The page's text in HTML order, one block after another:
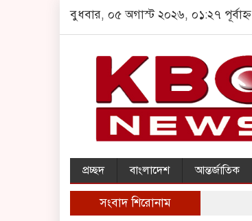
বুধবার, ০৫ অগাস্ট ২০২৬, ০১:২৭ পূর্বাহ্ন
প্রচ্ছদ বাংলাদেশ আন্তর্জাতিক
সংবাদ শিরোনাম